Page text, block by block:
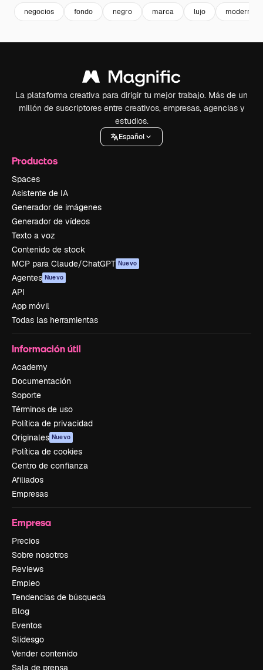
negocios fondo negro marca lujo moderno
La plataforma creativa para dirigir tu mejor trabajo. Más de un
millón de suscriptores entre creativos, empresas, agencias y
estudios.
Español
Productos
Spaces
Asistente de IA
Generador de imágenes
Generador de vídeos
Texto a voz
Contenido de stock
MCP para Claude/ChatGPT Nuevo
Agentes Nuevo
API
App móvil
Todas las herramientas
Información útil
Academy
Documentación
Soporte
Términos de uso
Política de privacidad
Originales Nuevo
Política de cookies
Centro de confianza
Afiliados
Empresas
Empresa
Precios
Sobre nosotros
Reviews
Empleo
Tendencias de búsqueda
Blog
Eventos
Slidesgo
Vender contenido
Sala de prensa